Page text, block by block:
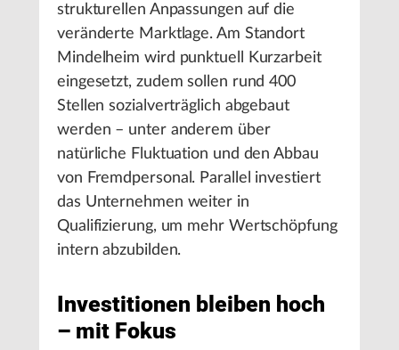
strukturellen Anpassungen auf die
veränderte Marktlage. Am Standort
Mindelheim wird punktuell Kurzarbeit
eingesetzt, zudem sollen rund 400
Stellen sozialverträglich abgebaut
werden – unter anderem über
natürliche Fluktuation und den Abbau
von Fremdpersonal. Parallel investiert
das Unternehmen weiter in
Qualifizierung, um mehr Wertschöpfung
intern abzubilden.
Investitionen bleiben hoch
– mit Fokus